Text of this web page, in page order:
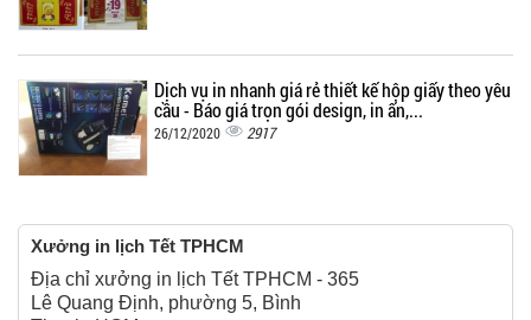
Dịch vụ in nhanh giá rẻ thiết kế hộp giấy theo yêu
cầu - Báo giá trọn gói design, in ấn,...
26/12/2020 2917
Xưởng in lịch Tết TPHCM
Địa chỉ xưởng in lịch Tết TPHCM - 365
Lê Quang Định, phường 5, Bình